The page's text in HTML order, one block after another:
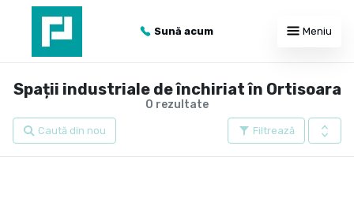
Sună acum Meniu
0 rezultate
Spații industriale de închiriat în Ortisoara
Filtrează
Caută din nou